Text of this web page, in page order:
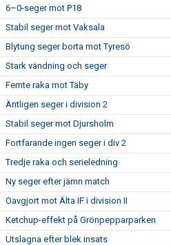
6–0-seger mot P18
Stabil seger mot Vaksala
Blytung seger borta mot Tyresö
Stark vändning och seger
Femte raka mot Täby
Äntligen seger i division 2
Stabil seger mot Djursholm
Fortfarande ingen seger i div 2
Tredje raka och serieledning
Ny seger efter jämn match
Oavgjort mot Älta IF i division II
Ketchup-effekt på Grönpepparparken
Utslagna efter blek insats